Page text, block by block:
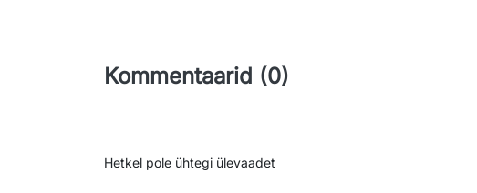
Kommentaarid (0)
Hetkel pole ühtegi ülevaadet